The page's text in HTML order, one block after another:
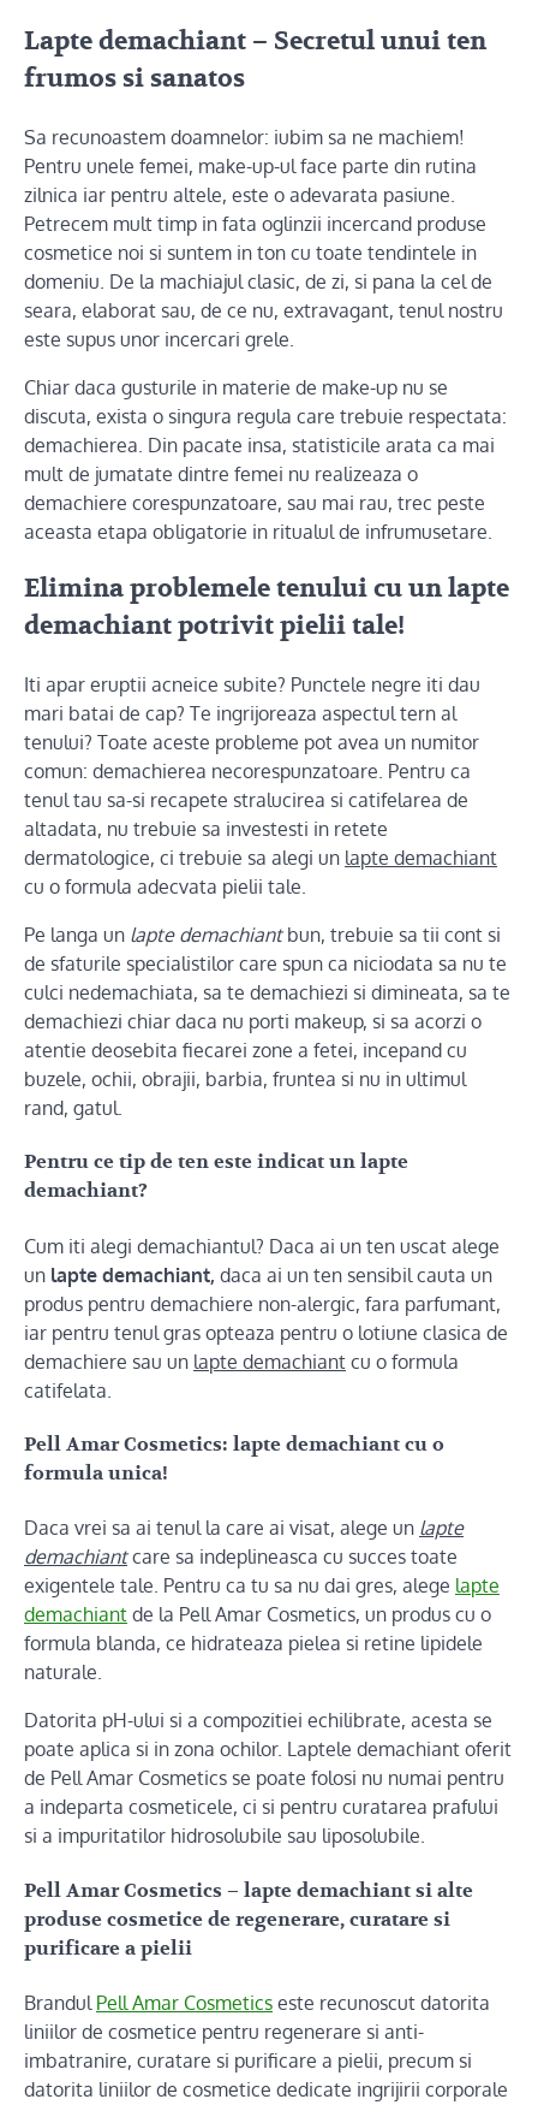
Lapte demachiant – Secretul unui ten
frumos si sanatos
Sa recunoastem doamnelor: iubim sa ne machiem!
Pentru unele femei, make-up-ul face parte din rutina
zilnica iar pentru altele, este o adevarata pasiune.
Petrecem mult timp in fata oglinzii incercand produse
cosmetice noi si suntem in ton cu toate tendintele in
domeniu. De la machiajul clasic, de zi, si pana la cel de
seara, elaborat sau, de ce nu, extravagant, tenul nostru
este supus unor incercari grele.
Chiar daca gusturile in materie de make-up nu se
discuta, exista o singura regula care trebuie respectata:
demachierea. Din pacate insa, statisticile arata ca mai
mult de jumatate dintre femei nu realizeaza o
demachiere corespunzatoare, sau mai rau, trec peste
aceasta etapa obligatorie in ritualul de infrumusetare.
Elimina problemele tenului cu un lapte
demachiant potrivit pielii tale!
Iti apar eruptii acneice subite? Punctele negre iti dau
mari batai de cap? Te ingrijoreaza aspectul tern al
tenului? Toate aceste probleme pot avea un numitor
comun: demachierea necorespunzatoare. Pentru ca
tenul tau sa-si recapete stralucirea si catifelarea de
altadata, nu trebuie sa investesti in retete
dermatologice, ci trebuie sa alegi un lapte demachiant
cu o formula adecvata pielii tale.
Pe langa un lapte demachiantbun, trebuie sa tii cont si
de sfaturile specialistilor care spun ca niciodata sa nu te
culci nedemachiata, sa te demachiezi si dimineata, sa te
demachiezi chiar daca nu porti makeup, si sa acorzi o
atentie deosebita fiecarei zone a fetei, incepand cu
buzele, ochii, obrajii, barbia, fruntea si nu in ultimul
rand, gatul.
Pentru ce tip de ten este indicat un lapte
demachiant?
Cum iti alegi demachiantul? Daca ai un ten uscat alege
un lapte demachiant, daca ai un ten sensibil cauta un
produs pentru demachiere non-alergic, fara parfumant,
iar pentru tenul gras opteaza pentru o lotiune clasica de
demachiere sau un lapte demachiant cu o formula
catifelata.
Pell Amar Cosmetics: lapte demachiant cu o
formula unica!
Daca vrei sa ai tenul la care ai visat, alege un lapte
demachiantcare sa indeplineasca cu succes toate
exigentele tale. Pentru ca tu sa nu dai gres, alege lapte
demachiant de la Pell Amar Cosmetics, un produs cu o
formula blanda, ce hidrateaza pielea si retine lipidele
naturale.
Datorita pH-ului si a compozitiei echilibrate, acesta se
poate aplica si in zona ochilor. Laptele demachiant oferit
de Pell Amar Cosmetics se poate folosi nu numai pentru
a indeparta cosmeticele, ci si pentru curatarea prafului
si a impuritatilor hidrosolubile sau liposolubile.
Pell Amar Cosmetics – lapte demachiant si alte
produse cosmetice de regenerare, curatare si
purificare a pielii
Brandul Pell Amar Cosmetics este recunoscut datorita
liniilor de cosmetice pentru regenerare si anti-
imbatranire, curatare si purificare a pielii, precum si
datorita liniilor de cosmetice dedicate ingrijirii corporale